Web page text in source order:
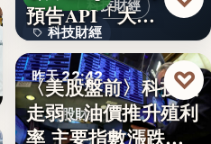
科技財經
科技財經
0.02
預告API「大…
昨天 22:42
美股財經
〈美股盤前〉科技股
走弱、油價推升殖利
率 主要指數漲跌互
♡